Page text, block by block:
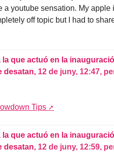
a youtube sensation. My
off topic but I had to
la que actuó en la
desatan, 12 de juny, 12:47,
Tips
la que actuó en la
desatan, 12 de juny, 12:59,